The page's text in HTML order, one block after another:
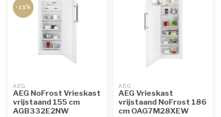
-13%
AEG
AEG NoFrost Vrieskast
vrijstaand 155 cm
AGB332E2NW
AEG
AEG Vrieskast
vrijstaand NoFrost 186
cm OAG7M28XEW